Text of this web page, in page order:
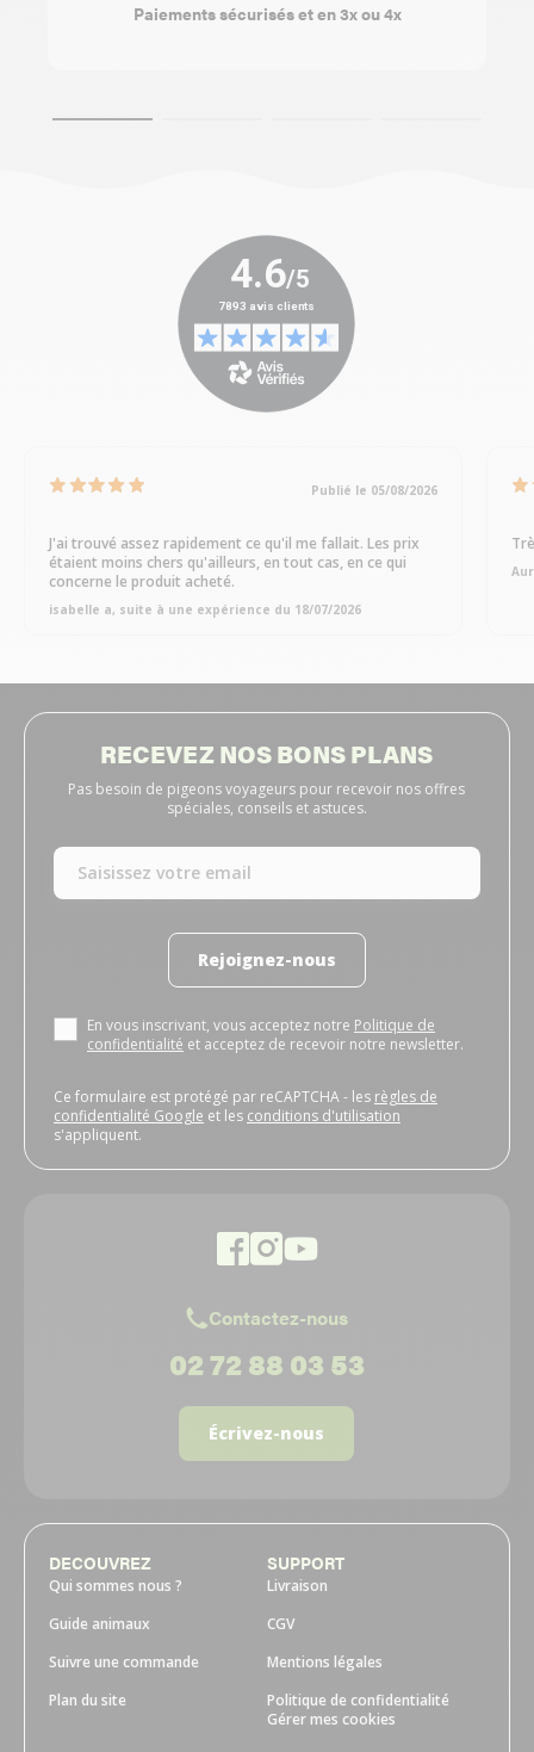
Paiements sécurisés et en 3x ou 4x
Publié le 05/08/2026
J'ai trouvé assez rapidement ce qu'il me fallait. Les prix
étaient moins chers qu'ailleurs, en tout cas, en ce qui
concerne le produit acheté.
isabelle a, suite à une expérience du 18/07/2026
RECEVEZ NOS BONS PLANS
Pas besoin de pigeons voyageurs pour recevoir nos offres
spéciales, conseils et astuces.
Rejoignez-nous
En vous inscrivant, vous acceptez notre Politique de
confidentialité et acceptez de recevoir notre newsletter.
Ce formulaire est protégé par reCAPTCHA - les règles de
confidentialité Google et les conditions d'utilisation
s'appliquent.
Contactez-nous
02 72 88 03 53
Écrivez-nous
DECOUVREZ
Qui sommes nous ?
Guide animaux
Suivre une commande
Plan du site
SUPPORT
Livraison
CGV
Mentions légales
Politique de confidentialité
Gérer mes cookies